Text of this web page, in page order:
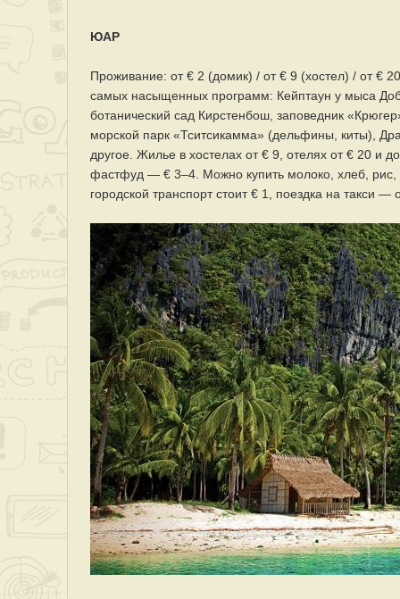
ЮАР
Проживание: от € 2 (домик) / от € 9 (хостел) / от €
самых насыщенных программ: Кейптаун у мыса
ботанический сад Кирстенбош, заповедник
морской парк «Тситсикамма» (дельфины, киты),
другое. Жилье в хостелах от € 9, отелях от € 20 и
фастфуд — € 3–4. Можно купить молоко, хлеб, рис,
городской транспорт стоит € 1, поездка на такси —